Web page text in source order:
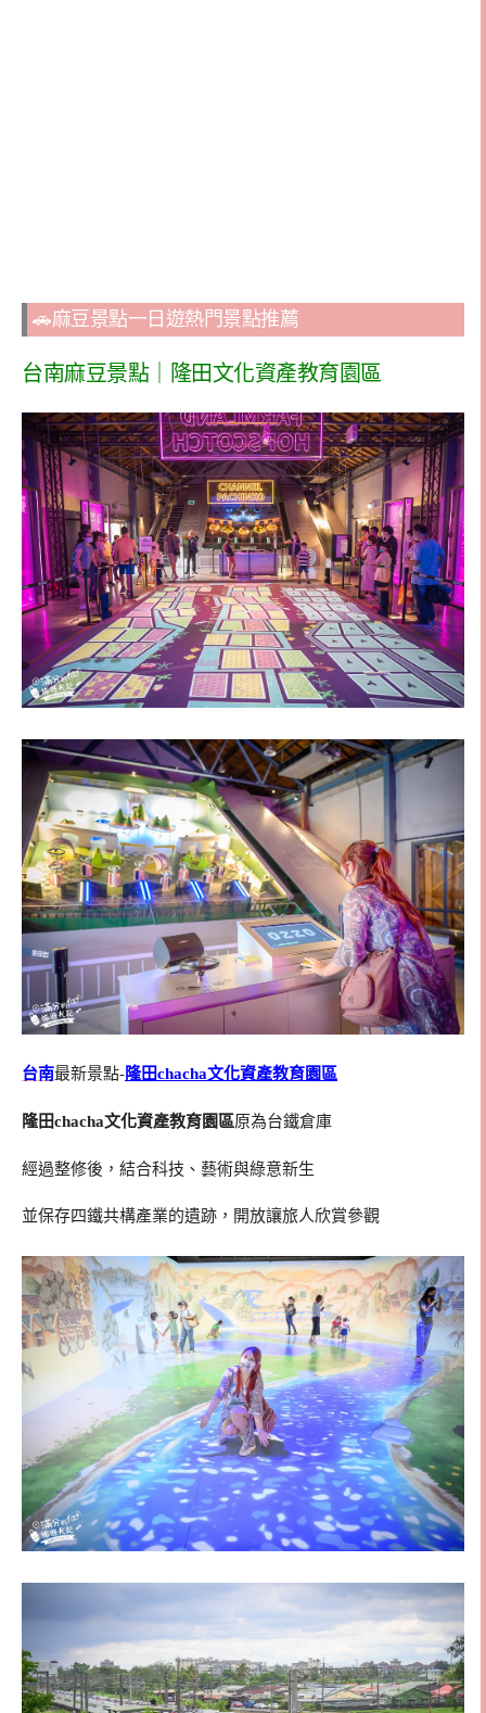
🚗麻豆景點一日遊熱門景點推薦
台南麻豆景點｜隆田文化資產教育園區
台南最新景點-隆田chacha文化資產教育園區
隆田chacha文化資產教育園區原為台鐵倉庫
經過整修後，結合科技、藝術與綠意新生
並保存四鐵共構產業的遺跡，開放讓旅人欣賞參觀